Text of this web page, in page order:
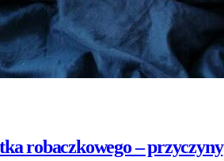
robaczkowego – przyczyny